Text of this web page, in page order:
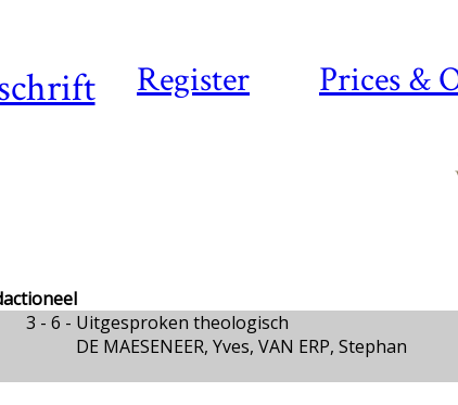
Register Prices &
3 - 6 - Uitgesproken theologisch
DE MAESENEER, Yves, VAN ERP, Stephan